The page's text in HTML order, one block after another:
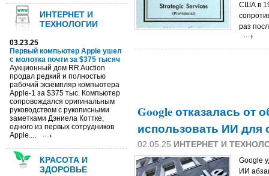
ИНТЕРНЕТ И
ТЕХНОЛОГИИ
03.23.25
Первый компьютер Apple ушел
с молотка почти за $375 тысяч
Аукционный дом RR Auction
продал редкий и полностью
рабочий экземпляр компьютера
Apple-1 за $375 тыс. Компьютер
сопровождался оригинальным
руководством с рукописными
заметками Дэниела Коттке,
одного из первых сотрудников
Apple....
КРАСОТА И
ЗДОРОВЬЕ
США в
раз
Google отказалась от
использовать ИИ для
02.05.25 ИНТЕРНЕТ И
Google
ИИ